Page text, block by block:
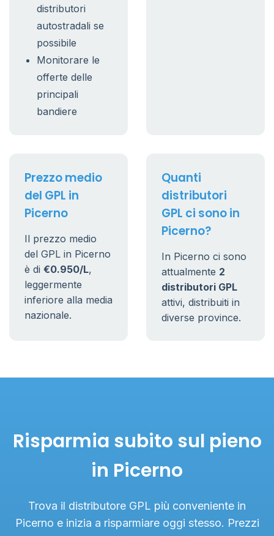
distributori
autostradali se
possibile
Monitorare le
offerte delle
principali
bandiere
Prezzo medio
del GPL in
Picerno
Il prezzo medio
del GPL in Picerno
è di €0.950/L,
leggermente
inferiore alla media
nazionale.
Quanti
distributori
GPL ci sono in
Picerno?
In Picerno ci sono
attualmente 2
distributori GPL
attivi, distribuiti in
diverse province.
Risparmia subito sul pieno
in Picerno
Trova il distributore GPL più conveniente in
Picerno e inizia a risparmiare oggi stesso. Prezzi